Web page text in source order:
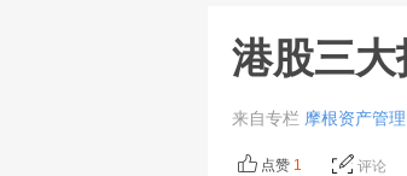
港股三
来自专栏 摩根资产管理
点赞 1 评论